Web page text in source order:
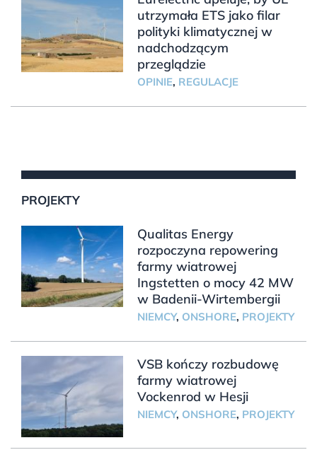
utrzymała ETS jako filar
polityki klimatycznej w
nadchodzącym
przeglądzie
OPINIE, REGULACJE
PROJEKTY
Qualitas Energy
rozpoczyna repowering
farmy wiatrowej
Ingstetten o mocy 42 MW
w Badenii-Wirtembergii
NIEMCY, ONSHORE, PROJEKTY
VSB kończy rozbudowę
farmy wiatrowej
Vockenrod w Hesji
NIEMCY, ONSHORE, PROJEKTY